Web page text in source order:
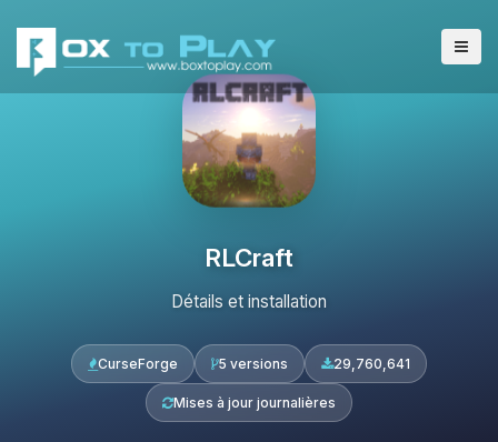
RLCraft
Détails et installation
CurseForge 5 versions 29,760,641
Mises à jour journalières